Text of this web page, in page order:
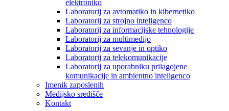
elektroniko
Laboratorij za avtomatiko in kibernetiko
Laboratorij za strojno inteligenco
Laboratorij za informacijske tehnologije
Laboratorij za multimedijo
Laboratorij za sevanje in optiko
Laboratorij za telekomunikacije
Laboratorij za uporabniku prilagojene
komunikacije in ambientno inteligenco
Imenik zaposlenih
Medijsko središče
Kontakt